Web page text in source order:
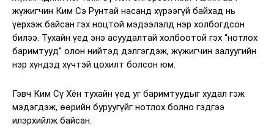
жүжигчин Ким Сэ Рунтай насанд хүрээгүй байхад нь
үерхэж байсан гэх ноцтой мэдээлэлд нэр холбогдсон
билээ. Тухайн үед энэ асуудалтай холбоотой гэх “нотлох
баримтууд” олон нийтэд дэлгэгдэж, жүжигчин залуугийн
нэр хүндэд хүчтэй цохилт болсон юм.
Гэвч Ким Сү Хён тухайн үед уг баримтуудыг худал гэж
мэдэгдэж, өөрийн буруугүйг нотлох болно гэдгээ
илэрхийлж байсан.